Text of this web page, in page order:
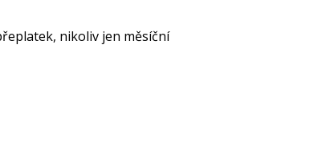
nikoliv jen měsíční